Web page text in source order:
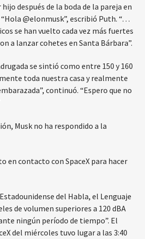
después de la boda de la pareja en
@elonmusk”, escribió Puth. “…
se han vuelto cada vez más fuertes
a lanzar cohetes en Santa Bárbara”.
se sintió como entre 150 y 160
toda nuestra casa y realmente
continuó. “Espero que no
Musk no ha respondido a la
en contacto con SpaceX para hacer
del Habla, el Lenguaje
de volumen superiores a 120 dBA
ningún período de tiempo”. El
del miércoles tuvo lugar a las 3:40